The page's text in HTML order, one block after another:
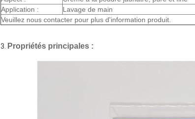
Application :
Lavage de main
Veuillez nous contacter pour plus d'information produit.
3. Propriétés principales :